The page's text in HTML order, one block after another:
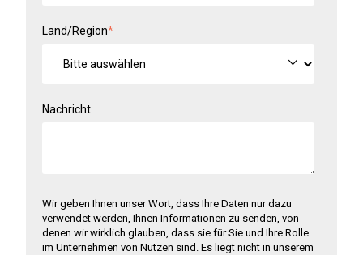
Land/Region*
Nachricht
Wir geben Ihnen unser Wort, dass Ihre Daten nur dazu
verwendet werden, Ihnen Informationen zu senden, von
denen wir wirklich glauben, dass sie für Sie und Ihre Rolle
im Unternehmen von Nutzen sind. Es liegt nicht in unserem